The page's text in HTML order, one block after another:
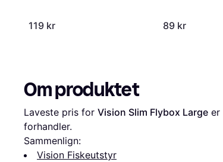
119 kr 89 kr
Om produktet
Laveste pris for Vision Slim Flybox Large er
forhandler.
Sammenlign:
Vision Fiskeutstyr